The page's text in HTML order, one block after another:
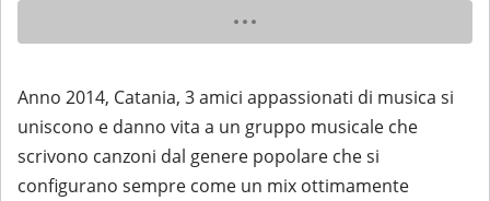
Anno 2014, Catania, 3 amici appassionati di musica si
uniscono e danno vita a un gruppo musicale che
scrivono canzoni dal genere popolare che si
configurano sempre come un mix ottimamente